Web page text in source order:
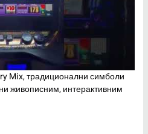
Mix, традиционални симболи
живописним, интерактивним